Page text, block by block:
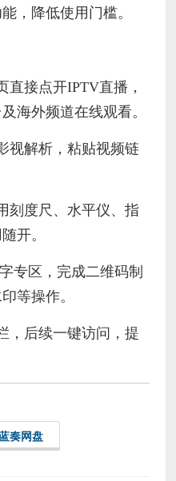
，降低使用门槛。
直接点开IPTV直播，
海外频道在线观看。
视解析，粘贴视频链
刻度尺、水平仪、指
开。
专区，完成二维码制
等操作。
，后续一键访问，提
奏网盘